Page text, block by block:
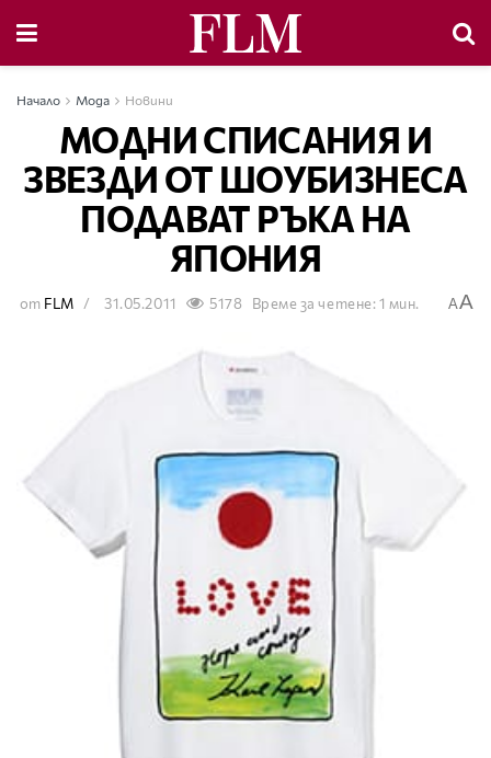
Начало Мода Новини
МОДНИ СПИСАНИЯ И
ЗВЕЗДИ ОТ ШОУБИЗНЕСА
ПОДАВАТ РЪКА НА
ЯПОНИЯ
от FLM 31.05.2011 5178 Време за четене: 1 мин. AA